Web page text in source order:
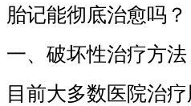
胎记能彻底治愈吗？
一、破坏性治疗方
目前大多数医院治